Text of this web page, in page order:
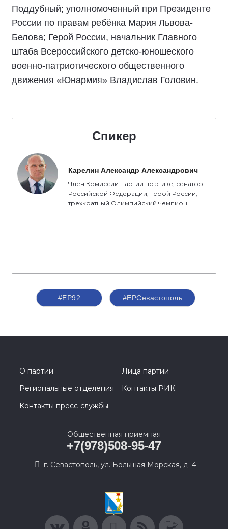
Поддубный; уполномоченный при Президенте
России по правам ребёнка Мария Львова-
Белова; Герой России, начальник Главного
штаба Всероссийского детско-юношеского
военно-патриотического общественного
движения «Юнармия» Владислав Головин.
Спикер
Карелин Александр Александрович
Член Комиссии Партии по этике, сенатор
Российской Федерации, Герой России,
трехкратный Олимпийский чемпион
#ЕР92 #ЕРСевастополь
О партии
Лица партии
Региональные отделения
Контакты РИК
Контакты пресс-службы
Общественная приемная
+7(978)508-95-47
г. Севастополь, ул. Большая Морская, д. 4